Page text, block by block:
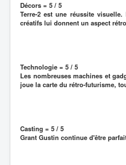
Décors = 5 / 5
Terre-2 est une réussite
créatifs lui donnent un aspect
Technologie = 5 / 5
Les nombreuses machines et
joue la carte du rétro-futurisme,
Casting = 5 / 5
Grant Gustin continue d'être